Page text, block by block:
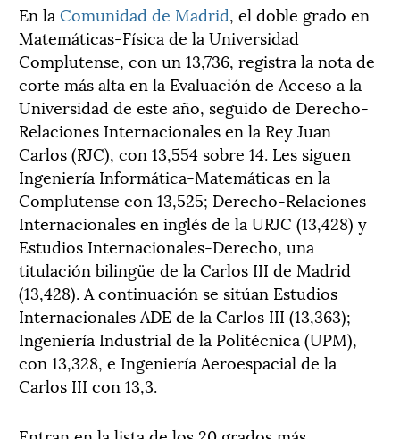
En la Comunidad de Madrid, el doble grado en
Matemáticas-Física de la Universidad
Complutense, con un 13,736, registra la nota de
corte más alta en la Evaluación de Acceso a la
Universidad de este año, seguido de Derecho-
Relaciones Internacionales en la Rey Juan
Carlos (RJC), con 13,554 sobre 14. Les siguen
Ingeniería Informática-Matemáticas en la
Complutense con 13,525; Derecho-Relaciones
Internacionales en inglés de la URJC (13,428) y
Estudios Internacionales-Derecho, una
titulación bilingüe de la Carlos III de Madrid
(13,428). A continuación se sitúan Estudios
Internacionales ADE de la Carlos III (13,363);
Ingeniería Industrial de la Politécnica (UPM),
con 13,328, e Ingeniería Aeroespacial de la
Carlos III con 13,3.